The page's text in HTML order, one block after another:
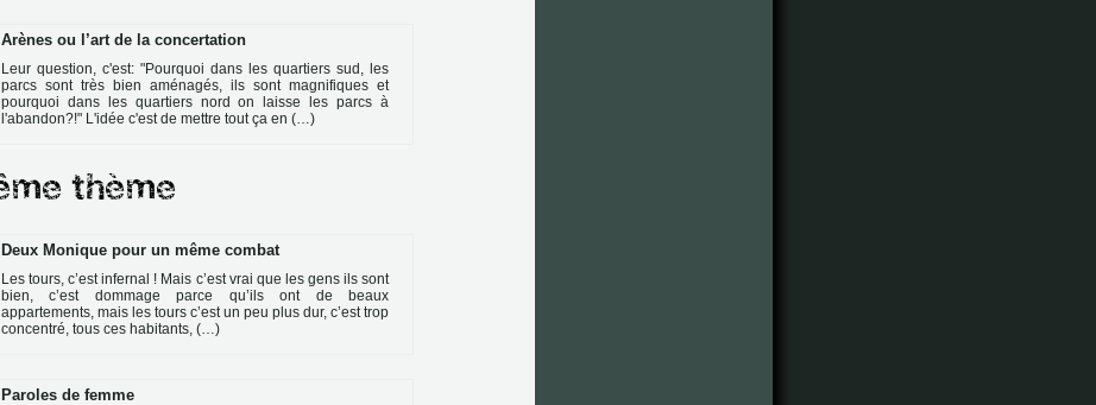
Arènes ou l’art de la concertation
Leur question, c'est: "Pourquoi dans les quartiers sud, les
parcs sont très bien aménagés, ils sont magnifiques et
pourquoi dans les quartiers nord on laisse les parcs à
l'abandon?!" L'idée c'est de mettre tout ça en (…)
Deux Monique pour un même combat
Les tours, c’est infernal ! Mais c’est vrai que les gens ils sont
bien, c’est dommage parce qu’ils ont de beaux
appartements, mais les tours c’est un peu plus dur, c’est trop
concentré, tous ces habitants, (…)
Paroles de femme